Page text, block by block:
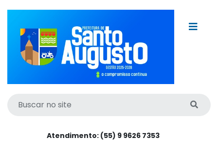
Atendimento: (55) 9 9626 7353